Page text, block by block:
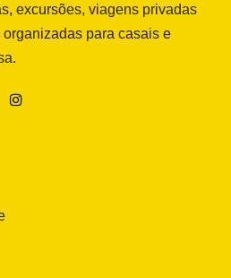
excursões, viagens privadas
para casais e